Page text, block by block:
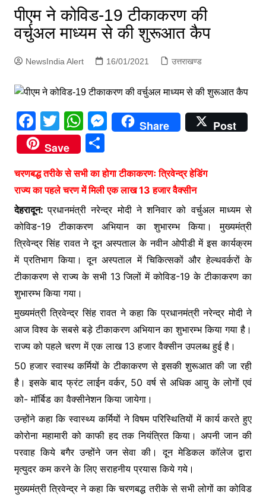
पीएम ने कोविड-19 टीकाकरण की
वर्चुअल माध्यम से की शुरूआत कैप
NewsIndia Alert 16/01/2021 उत्तराखण्ड
F
a
c
e
b
o
o
k
T
w
itt
er
W
h
at
s
A
p
p
M
e
s
e
n
g
er
Share
Post
Save
S
ar
e
चरणबद्ध तरीके से सभी का होगा टीकाकरणः त्रिवेन्द्र हेडिंग
राज्य का पहले चरण में मिली एक लाख 13 हजार वैक्सीन
देहरादून:प्रधानमंत्री नरेन्द्र मोदी ने शनिवार को वर्चुअल माध्यम से
कोविड-19 टीकाकरण अभियान का शुभारम्भ किया। मुख्यमंत्री
त्रिवेन्द्र सिंह रावत ने दून अस्पताल के नवीन ओपीडी में इस कार्यक्रम
में प्रतिभाग किया। दून अस्पताल में चिकित्सकों और हेल्थवर्करों के
टीकाकरण से राज्य के सभी 13 जिलों में कोविड-19 के टीकाकरण का
शुभारम्भ कियागया।
मुख्यमंत्री त्रिवेन्द्र सिंह रावत ने कहा कि प्रधानमंत्री नरेन्द्र मोदी ने
आज विश्व के सबसे बड़े टीकाकरण अभियान का शुभारम्भ किया गया है।
राज्य को पहले चरण में एक लाख 13 हजार वैक्सीन उपलब्ध हुई है।
50 हजार स्वास्थ कर्मियों के टीकाकरण से इसकी शुरूआत की जा रही
है। इसके बाद फ्रंट लाईन वर्कर, 50 वर्ष से अधिक आयु के लोगों एवं
को- मॉर्बिड का वैक्सीनेशन किया जायेगा।
उन्होंने कहा कि स्वास्थ्य कर्मियों ने विषम परिस्थितियों में कार्य करते हुए
कोरोना महामारी को काफी हद तक नियंत्रित किया। अपनी जान की
परवाह किये बगैर उन्होंने जन सेवा की। दून मेडिकल कॉलेज द्वारा
मृत्युदर कम करने के लिए सराहनीय प्रयास किये गये।
मुख्यमंत्री त्रिवेन्द्र ने कहा कि चरणबद्ध तरीके से सभी लोगों का कोविड